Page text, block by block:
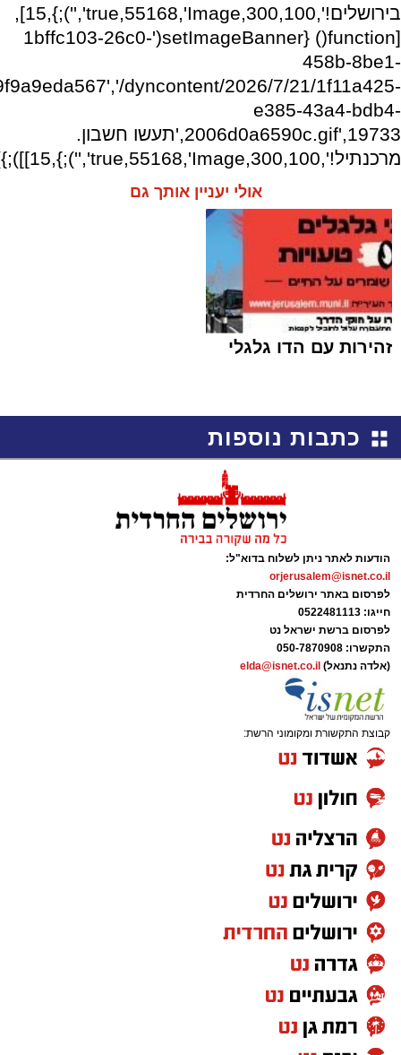
בירושלים!',300,100,true,55168,'Image','');},15],
[function() {setImageBanner('1bffc103-26c0-
458b-8be1-
dyncontent/2026/7/21/1f11a425-
e385-43a4-bdb4-
2006d0a6590c.gif',19733,'תעשו חשבון.
מרכנתיל!',300,100,true,55168,'Image','');},15]]);})
אולי יעניין אותך גם
זהירות עם הדו גלגלי
כתבות נוספות
הודעות לאתר ניתן לשלוח בדוא"ל:
orjerusalem@isnet.co.il
לפרסום באתר ירושלים החרדית
חייגו: 0522481113
לפרסום ברשת ישראל נט
התקשרו: 050-7870908
(אלדה נתנאל) elda@isnet.co.il
קבוצת התקשורת ומקומוני הרשת: